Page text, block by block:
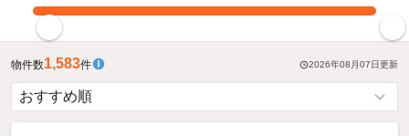
物件数1,583件 2026年08月07日更新